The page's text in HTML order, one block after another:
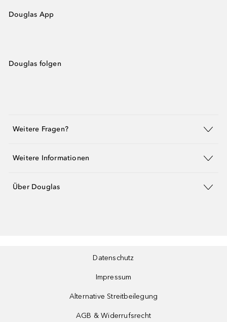
Douglas App
Douglas folgen
Weitere Fragen?
Weitere Informationen
Über Douglas
Datenschutz
Impressum
Alternative Streitbeilegung
AGB & Widerrufsrecht